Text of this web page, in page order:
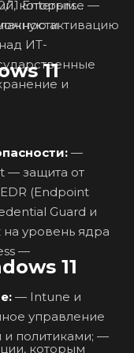
11 Enterprise —
активацию
которым
ИТ-
и
11
— защита от
(Endpoint
на уровень ядра
управление
политиками; —
11
которым